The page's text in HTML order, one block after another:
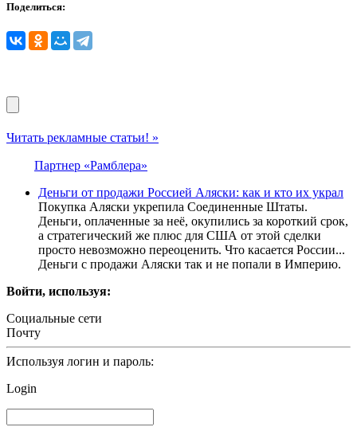
Поделиться:
Читать рекламные статьи! »
Партнер «Рамблера»
Деньги от продажи Россией Аляски: как и кто их украл
Покупка Аляски укрепила Соединенные Штаты.
Деньги, оплаченные за неё, окупились за короткий срок,
а стратегический же плюс для США от этой сделки
просто невозможно переоценить. Что касается России...
Деньги с продажи Аляски так и не попали в Империю.
Войти, используя:
Социальные сети
Почту
Используя логин и пароль:
Login